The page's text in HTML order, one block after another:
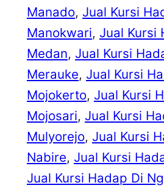
Manado, Jual Kursi
Manokwari, Jual Kursi
Medan, Jual Kursi
Merauke, Jual Kursi
Mojokerto, Jual Kursi
Mojosari, Jual Kursi
Mulyorejo, Jual Kursi
Nabire, Jual Kursi
Jual Kursi Hadap Di